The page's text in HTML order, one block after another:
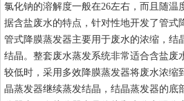
氯化钠的溶解度一般在26左右，而且随温
据含盐废水的特点，针对性地开发了管式
管式降膜蒸发器主要用于废水的浓缩，结
结晶。整套废水蒸发系统非常适合含盐废
较低时，采用多效降膜蒸发器将废水浓缩
晶蒸发器继续蒸发结晶，结晶蒸发器的底